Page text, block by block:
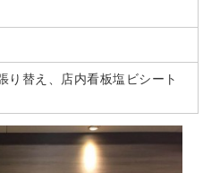
り替え、店内看板塩ビシート